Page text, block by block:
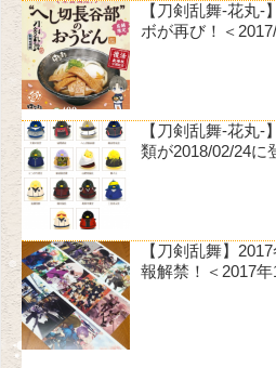
【刀剣乱舞-花丸-
ボが再び！＜
【刀剣乱舞-花丸
類が2018/02/24に
【刀剣乱舞】
報解禁！＜2017